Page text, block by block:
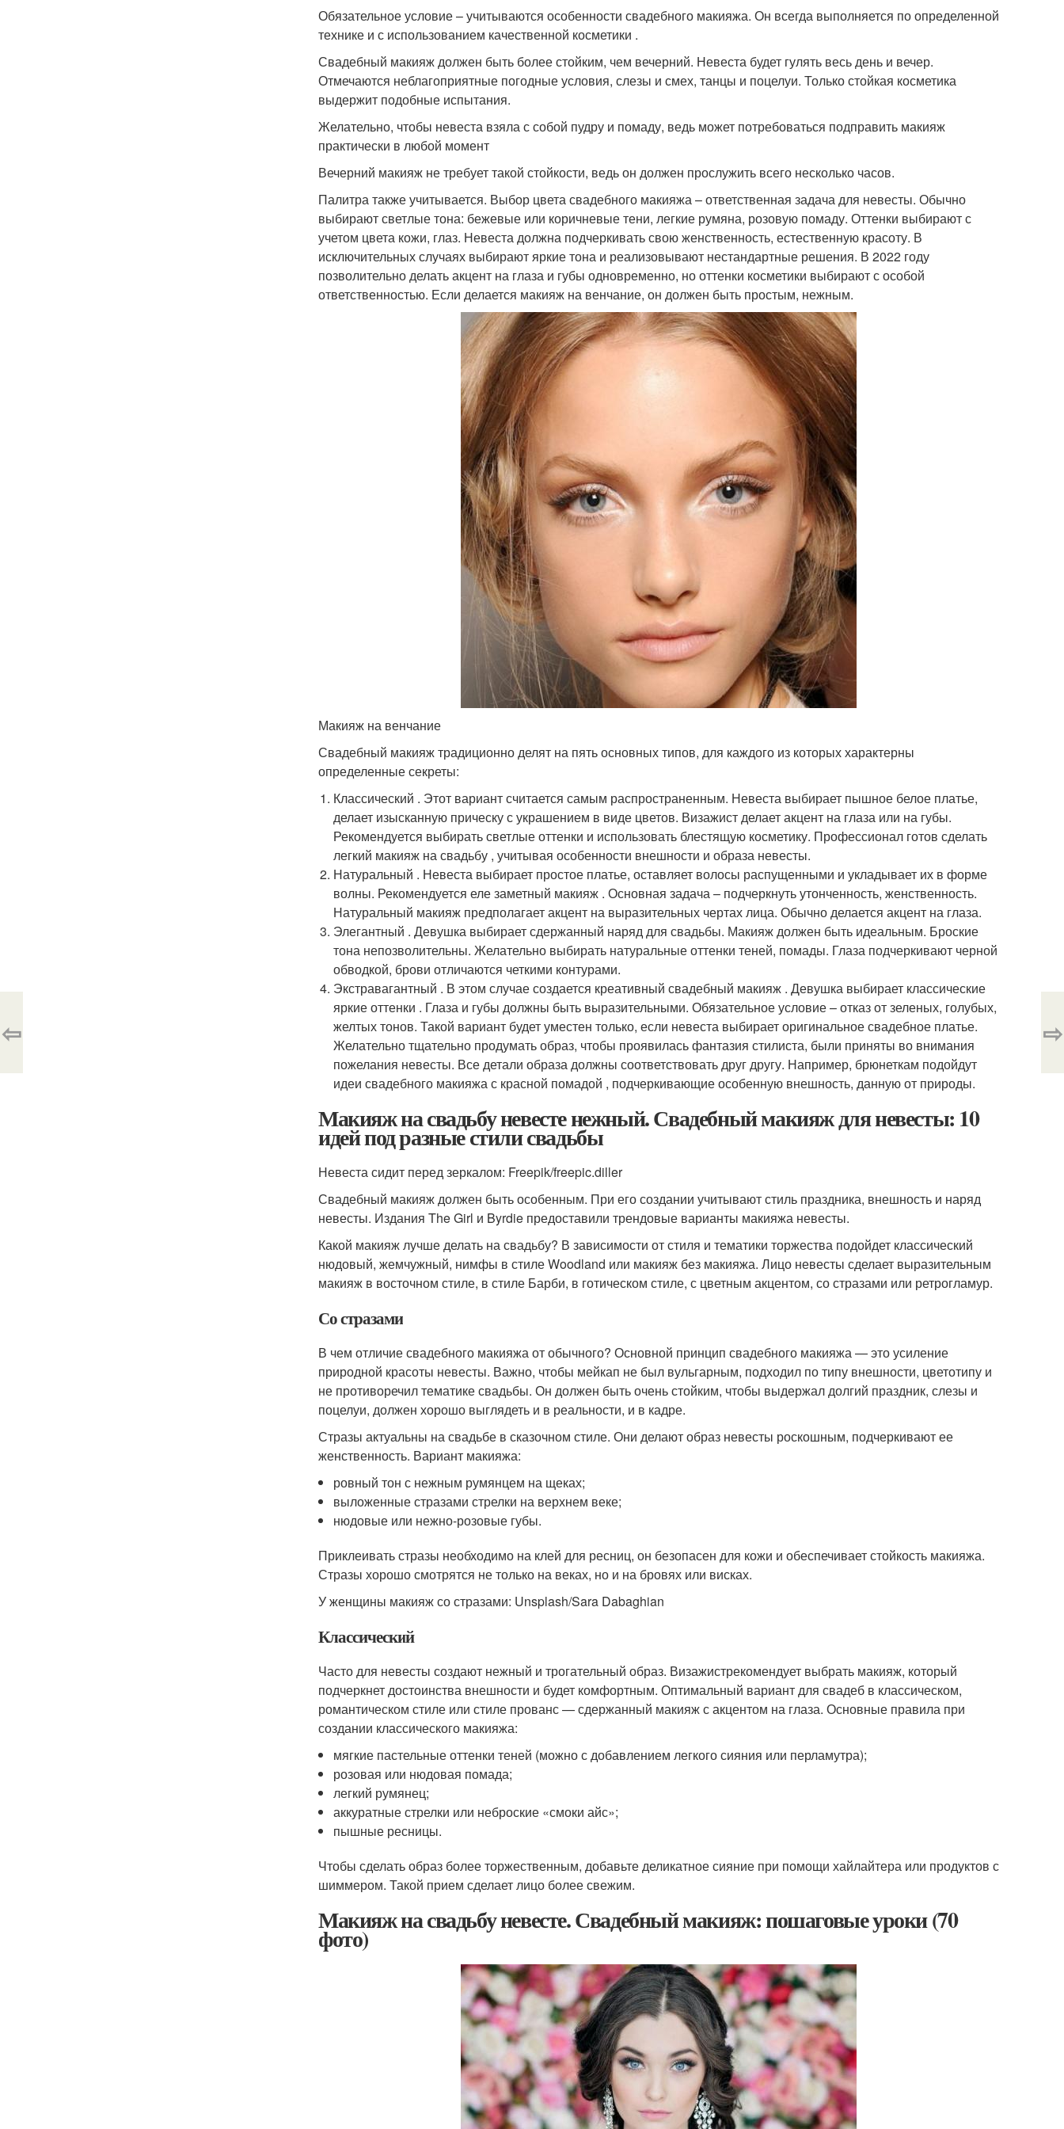
Обязательное условие – учитываются особенности свадебного макияжа. Он всегда выполняется по определенной
технике и с использованием качественной косметики .
Свадебный макияж должен быть более стойким, чем вечерний. Невеста будет гулять весь день и вечер.
Отмечаются неблагоприятные погодные условия, слезы и смех, танцы и поцелуи. Только стойкая косметика
выдержит подобные испытания.
Желательно, чтобы невеста взяла с собой пудру и помаду, ведь может потребоваться подправить макияж
практически в любой момент
Вечерний макияж не требует такой стойкости, ведь он должен прослужить всего несколько часов.
Палитра также учитывается. Выбор цвета свадебного макияжа – ответственная задача для невесты. Обычно
выбирают светлые тона: бежевые или коричневые тени, легкие румяна, розовую помаду. Оттенки выбирают с
учетом цвета кожи, глаз. Невеста должна подчеркивать свою женственность, естественную красоту. В
исключительных случаях выбирают яркие тона и реализовывают нестандартные решения. В 2022 году
позволительно делать акцент на глаза и губы одновременно, но оттенки косметики выбирают с особой
ответственностью. Если делается макияж на венчание, он должен быть простым, нежным.
Макияж на венчание
Свадебный макияж традиционно делят на пять основных типов, для каждого из которых характерны
определенные секреты:
Классический . Этот вариант считается самым распространенным. Невеста выбирает пышное белое платье,
делает изысканную прическу с украшением в виде цветов. Визажист делает акцент на глаза или на губы.
Рекомендуется выбирать светлые оттенки и использовать блестящую косметику. Профессионал готов сделать
легкий макияж на свадьбу , учитывая особенности внешности и образа невесты.
Натуральный . Невеста выбирает простое платье, оставляет волосы распущенными и укладывает их в форме
волны. Рекомендуется еле заметный макияж . Основная задача – подчеркнуть утонченность, женственность.
Натуральный макияж предполагает акцент на выразительных чертах лица. Обычно делается акцент на глаза.
Элегантный . Девушка выбирает сдержанный наряд для свадьбы. Макияж должен быть идеальным. Броские
тона непозволительны. Желательно выбирать натуральные оттенки теней, помады. Глаза подчеркивают черной
обводкой, брови отличаются четкими контурами.
Экстравагантный . В этом случае создается креативный свадебный макияж . Девушка выбирает классические
яркие оттенки . Глаза и губы должны быть выразительными. Обязательное условие – отказ от зеленых, голубых,
желтых тонов. Такой вариант будет уместен только, если невеста выбирает оригинальное свадебное платье.
Желательно тщательно продумать образ, чтобы проявилась фантазия стилиста, были приняты во внимания
пожелания невесты. Все детали образа должны соответствовать друг другу. Например, брюнеткам подойдут
идеи свадебного макияжа с красной помадой , подчеркивающие особенную внешность, данную от природы.
Макияж на свадьбу невесте нежный. Свадебный макияж для невесты: 10
идей под разные стили свадьбы
Невеста сидит перед зеркалом: Freepik/freepic.diller
Свадебный макияж должен быть особенным. При его создании учитывают стиль праздника, внешность и наряд
невесты. Издания The Girl и Byrdie предоставили трендовые варианты макияжа невесты.
Какой макияж лучше делать на свадьбу? В зависимости от стиля и тематики торжества подойдет классический
нюдовый, жемчужный, нимфы в стиле Woodland или макияж без макияжа. Лицо невесты сделает выразительным
макияж в восточном стиле, в стиле Барби, в готическом стиле, с цветным акцентом, со стразами или ретрогламур.
Со стразами
В чем отличие свадебного макияжа от обычного? Основной принцип свадебного макияжа — это усиление
природной красоты невесты. Важно, чтобы мейкап не был вульгарным, подходил по типу внешности, цветотипу и
не противоречил тематике свадьбы. Он должен быть очень стойким, чтобы выдержал долгий праздник, слезы и
поцелуи, должен хорошо выглядеть и в реальности, и в кадре.
Стразы актуальны на свадьбе в сказочном стиле. Они делают образ невесты роскошным, подчеркивают ее
женственность. Вариант макияжа:
ровный тон с нежным румянцем на щеках;
выложенные стразами стрелки на верхнем веке;
нюдовые или нежно-розовые губы.
Приклеивать стразы необходимо на клей для ресниц, он безопасен для кожи и обеспечивает стойкость макияжа.
Стразы хорошо смотрятся не только на веках, но и на бровях или висках.
У женщины макияж со стразами: Unsplash/Sara Dabaghian
Классический
Часто для невесты создают нежный и трогательный образ. Визажистрекомендует выбрать макияж, который
подчеркнет достоинства внешности и будет комфортным. Оптимальный вариант для свадеб в классическом,
романтическом стиле или стиле прованс — сдержанный макияж с акцентом на глаза. Основные правила при
создании классического макияжа:
мягкие пастельные оттенки теней (можно с добавлением легкого сияния или перламутра);
розовая или нюдовая помада;
легкий румянец;
аккуратные стрелки или неброские «смоки айс»;
пышные ресницы.
Чтобы сделать образ более торжественным, добавьте деликатное сияние при помощи хайлайтера или продуктов с
шиммером. Такой прием сделает лицо более свежим.
Макияж на свадьбу невесте. Свадебный макияж: пошаговые уроки (70
фото)
⇦ ⇨